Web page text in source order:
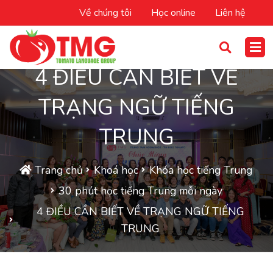
Về chúng tôi Học online Liên hệ
4 ĐIỀU CẦN BIẾT VỀ
TRẠNG NGỮ TIẾNG
TRUNG
Trang chủ Khoá học
Khóa học tiếng Trung
30 phút học tiếng Trung mỗi ngày
4 ĐIỀU CẦN BIẾT VỀ TRẠNG NGỮ TIẾNG
TRUNG